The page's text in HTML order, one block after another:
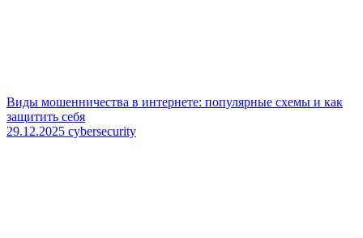
Виды мошенничества в интернете: популярные схемы и как
защитить себя
29.12.2025 cybersecurity